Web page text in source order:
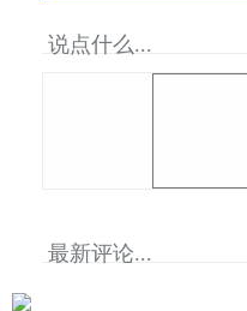
说点什么...
最新评论...